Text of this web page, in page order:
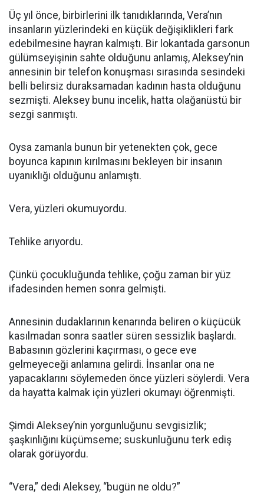
Üç yıl önce, birbirlerini ilk tanıdıklarında, Vera’nın
insanların yüzlerindeki en küçük değişiklikleri fark
edebilmesine hayran kalmıştı. Bir lokantada garsonun
gülümseyişinin sahte olduğunu anlamış, Aleksey’nin
annesinin bir telefon konuşması sırasında sesindeki
belli belirsiz duraksamadan kadının hasta olduğunu
sezmişti. Aleksey bunu incelik, hatta olağanüstü bir
sezgi sanmıştı.
Oysa zamanla bunun bir yetenekten çok, gece
boyunca kapının kırılmasını bekleyen bir insanın
uyanıklığı olduğunu anlamıştı.
Vera, yüzleri okumuyordu.
Tehlike arıyordu.
Çünkü çocukluğunda tehlike, çoğu zaman bir yüz
ifadesinden hemen sonra gelmişti.
Annesinin dudaklarının kenarında beliren o küçücük
kasılmadan sonra saatler süren sessizlik başlardı.
Babasının gözlerini kaçırması, o gece eve
gelmeyeceği anlamına gelirdi. İnsanlar ona ne
yapacaklarını söylemeden önce yüzleri söylerdi. Vera
da hayatta kalmak için yüzleri okumayı öğrenmişti.
Şimdi Aleksey’nin yorgunluğunu sevgisizlik;
şaşkınlığını küçümseme; suskunluğunu terk ediş
olarak görüyordu.
“Vera,” dedi Aleksey, “bugün ne oldu?”